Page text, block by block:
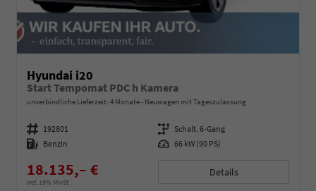
Hyundai i20
Start Tempomat PDC h Kamera
unverbindliche Lieferzeit: 4 Monate Neuwagen mit Tageszulassung
Fahrzeugnummer 192801 Getriebe Schalt. 6-Gang
Kraftstoff Benzin Leistung 66 kW (90 PS)
18.135,– €
incl. 19% MwSt.
Details